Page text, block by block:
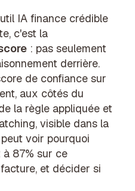
IA finance crédible
c'est la
: pas seulement
derrière.
de confiance sur
aux côtés du
la règle appliquée et
visible dans la
peut voir pourquoi
87% sur ce
et décider si